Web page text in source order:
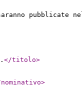
pubblicate
</titolo>
>